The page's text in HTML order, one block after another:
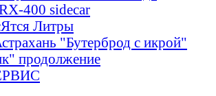
400 sidecar
Литры
"Бутерброд с икрой"
продолжение